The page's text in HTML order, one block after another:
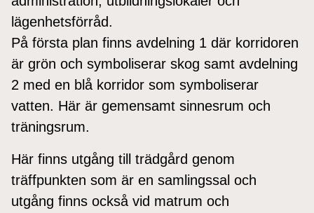
lägenhetsförråd.
På första plan finns avdelning 1 där korridoren
är grön och symboliserar skog samt avdelning
2 med en blå korridor som symboliserar
vatten. Här är gemensamt sinnesrum och
träningsrum.
Här finns utgång till trädgård genom
träffpunkten som är en samlingssal och
utgång finns också vid matrum och